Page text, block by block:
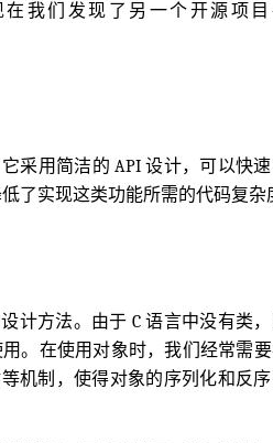
在我们发现了另一个开源项
采用简洁的 API 设计，可以快
了实现这类功能所需的代码复杂
计方法。由于 C 语言中没有类
。在使用对象时，我们经常需
机制，使得对象的序列化和反